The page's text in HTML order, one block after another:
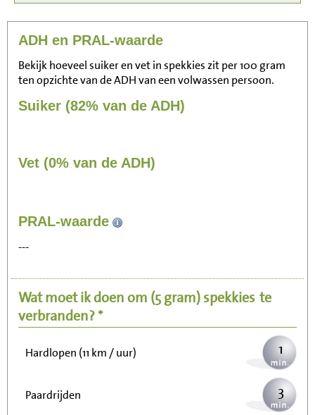
ADH en PRAL-waarde
Bekijk hoeveel suiker en vet in spekkies zit per 100 gram
ten opzichte van de ADH van een volwassen persoon.
Suiker (82% van de ADH)
Vet (0% van de ADH)
PRAL-waarde
---
Wat moet ik doen om (5 gram)spekkies te
verbranden? *
Zitten, tv kijken
Wandelen (5 km/uur)
Hardlopen (11 km / uur) 1
Paardrijden 3